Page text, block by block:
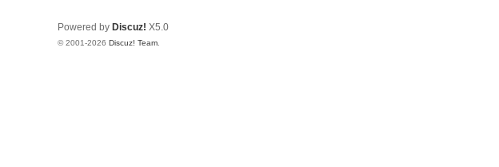
Powered by Discuz! X5.0
© 2001-2026 Discuz! Team